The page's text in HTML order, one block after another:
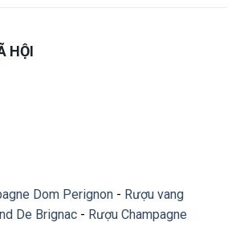
HỘI
Dom Perignon- Rượu vang
De Brignac- Rượu Champagne